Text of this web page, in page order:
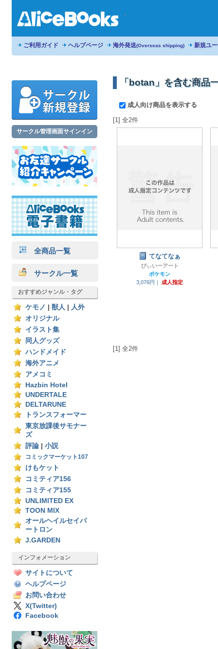
ご利用ガイド ヘルプページ 海外発送(Overseas shipping) 新規ユ
サークル管理画面サインイン
全商品一覧
サークル一覧
おすすめジャンル・タグ
ケモノ 獣人
人外
オリジナル
イラスト集
同人グッズ
ハンドメイド
海外アニメ
アメコミ
Hazbin Hotel
UNDERTALE
DELTARUNE
トランスフォーマー
東京放課後サモナー
ズ
評論
小説
コミックマーケット107
けもケット
コミティア156
コミティア155
UNLIMITED EX
TOON MIX
オールヘイルセイバ
ートロン
J.GARDEN
インフォメーション
サイトについて
ヘルプページ
お問い合わせ
X(Twitter)
Facebook
「botan」を含む商品
成人向け商品を表示する
[1] 全2件
てなてなぁ
びぃいーアート
ポケモン
3,076円｜
成人指定
[1] 全2件